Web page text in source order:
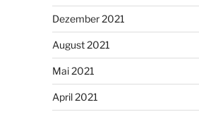
Dezember 2021
August 2021
Mai 2021
April 2021